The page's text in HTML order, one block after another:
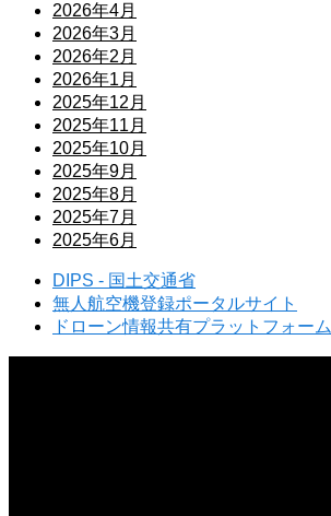
2026年4月
2026年3月
2026年2月
2026年1月
2025年12月
2025年11月
2025年10月
2025年9月
2025年8月
2025年7月
2025年6月
DIPS - 国土交通省
無人航空機登録ポータルサイト
ドローン情報共有プラットフォーム